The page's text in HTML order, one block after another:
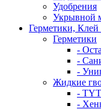
Удобрения
Укрывной
Герметики,
Герметики
-
-
-
Жидкие
-
-